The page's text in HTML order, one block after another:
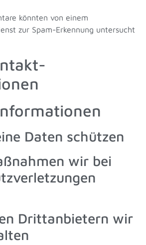
könnten von einem
zur Spam-Erkennung untersucht
Daten schützen
wir bei
Drittanbietern wir